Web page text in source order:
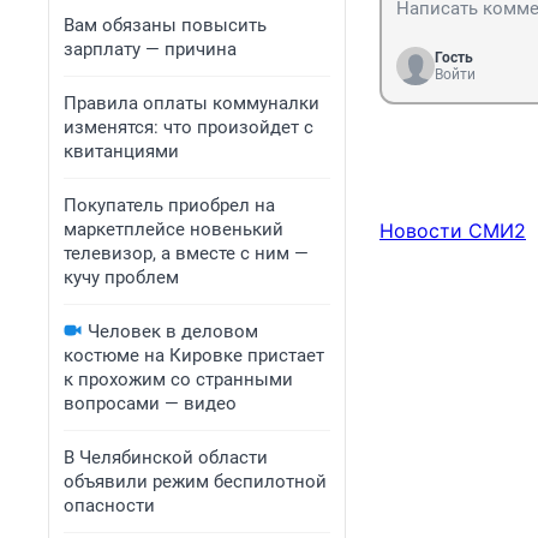
Вам обязаны повысить
зарплату — причина
Правила оплаты коммуналки
изменятся: что произойдет с
квитанциями
Покупатель приобрел на
маркетплейсе новенький
телевизор, а вместе с ним —
кучу проблем
Человек в деловом
костюме на Кировке пристает
к прохожим со странными
вопросами — видео
В Челябинской области
объявили режим беспилотной
опасности
Гость
Войти
Новости СМИ2